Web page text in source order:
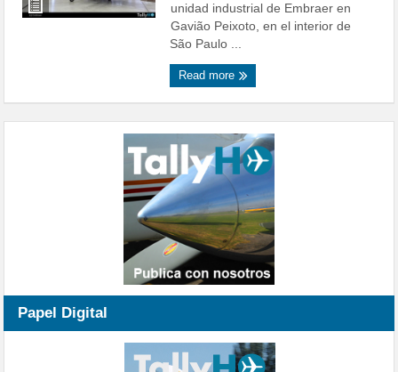
unidad industrial de Embraer en
Gavião Peixoto, en el interior de
São Paulo ...
Read more
Papel Digital